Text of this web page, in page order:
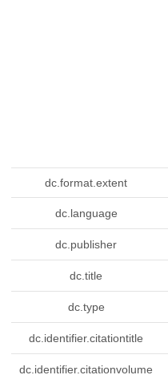
dc.format.extent
dc.language
dc.publisher
dc.title
dc.type
dc.identifier.citationtitle
dc.identifier.citationvolume